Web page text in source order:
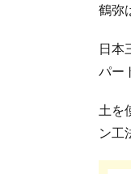
鶴弥
日本
パー
土を
ン工